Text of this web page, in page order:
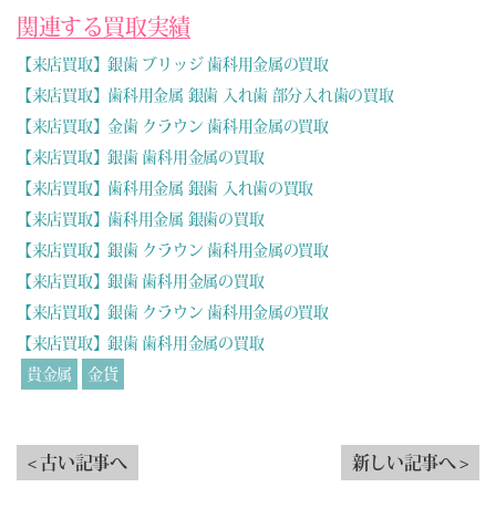
関連する買取実績
【来店買取】銀歯 ブリッジ 歯科用金属の買取
【来店買取】歯科用金属 銀歯 入れ歯 部分入れ歯の買取
【来店買取】金歯 クラウン 歯科用金属の買取
【来店買取】銀歯 歯科用金属の買取
【来店買取】歯科用金属 銀歯 入れ歯の買取
【来店買取】歯科用金属 銀歯の買取
【来店買取】銀歯 クラウン 歯科用金属の買取
【来店買取】銀歯 歯科用金属の買取
【来店買取】銀歯 クラウン 歯科用金属の買取
【来店買取】銀歯 歯科用金属の買取
貴金属
金貨
< 古い記事へ 新しい記事へ >